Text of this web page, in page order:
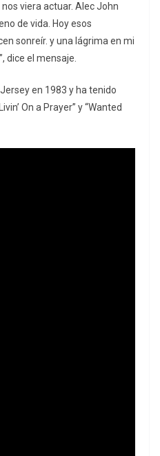
viera actuar. Alec John
de vida. Hoy esos
sonreír. y una lágrima en mi
dice el mensaje.
en 1983 y ha tenido
On a Prayer” y “Wanted